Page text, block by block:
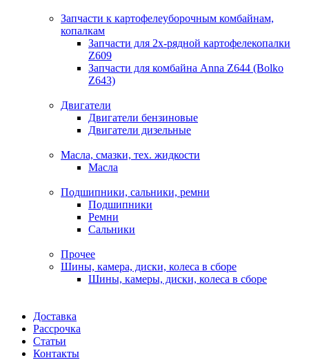
Запчасти к картофелеуборочным комбайнам,
копалкам
Запчасти для 2х-рядной картофелекопалки
Z609
Запчасти для комбайна Anna Z644 (Bolko
Z643)
Двигатели
Двигатели бензиновые
Двигатели дизельные
Масла, смазки, тех. жидкости
Масла
Подшипники, сальники, ремни
Подшипники
Ремни
Сальники
Прочее
Шины, камера, диски, колеса в сборе
Шины, камеры, диски, колеса в сборе
Доставка
Рассрочка
Статьи
Контакты